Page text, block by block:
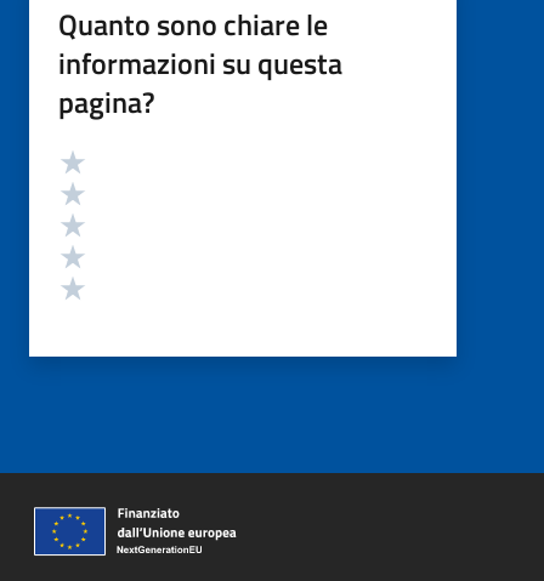
Quanto sono chiare le
informazioni su questa
pagina?
Valutazione